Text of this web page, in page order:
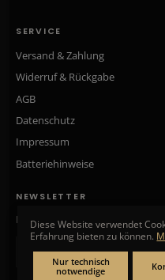
SERVICE
Versand & Zahlung
Widerruf & Rückgabe
AGB
Datenschutz
Impressum
Batteriehinweise
NEWSLETTER
Neue Kollektionen, exklusive
Diese Website verwendet
Erfahrung bieten zu können.
Nur technisch
notwendige